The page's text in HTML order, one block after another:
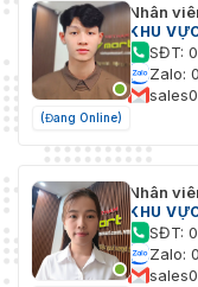
(Đang Online)
Nhân
KHU
SĐT:
Zalo:
Nhân
KHU
SĐT:
Zalo: